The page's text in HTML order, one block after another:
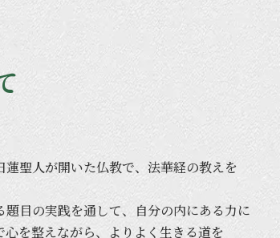
蓮聖人が開いた仏教で、 法華経の教えを
題目の実践を通して、 自分の内にある力に
心を整えながら、 より よく 生きる道を